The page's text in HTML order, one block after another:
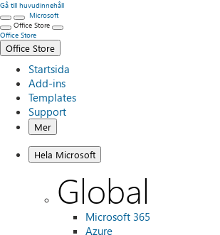
Gå till huvudinnehåll
Microsoft
Office Store
Office Store
Office Store
Startsida
Add-ins
Templates
Support
Mer
Hela Microsoft
Global
Microsoft 365
Azure